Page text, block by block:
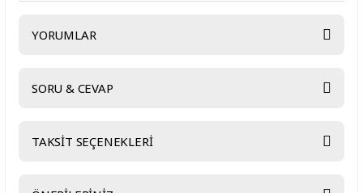
YORUMLAR
SORU & CEVAP
TAKSİT SEÇENEKLERİ